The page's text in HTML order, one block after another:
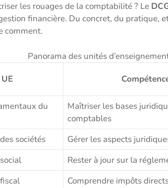
les rouages de la comptabilité ? Le
financière. Du concret, du pratique,
comment.
Panorama des unités
UE
du
Maîtriser les bases
comptables
sociétés Gérer les aspects
Rester à jour sur la
Comprendre impôts